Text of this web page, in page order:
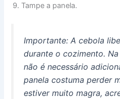
Tampe a panela.
Importante: A cebola
durante o cozimento.
não é necessário
panela costuma perder
estiver muito magra,